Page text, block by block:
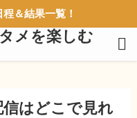
＆結果一覧！
メを楽しむ
はどこで見れ